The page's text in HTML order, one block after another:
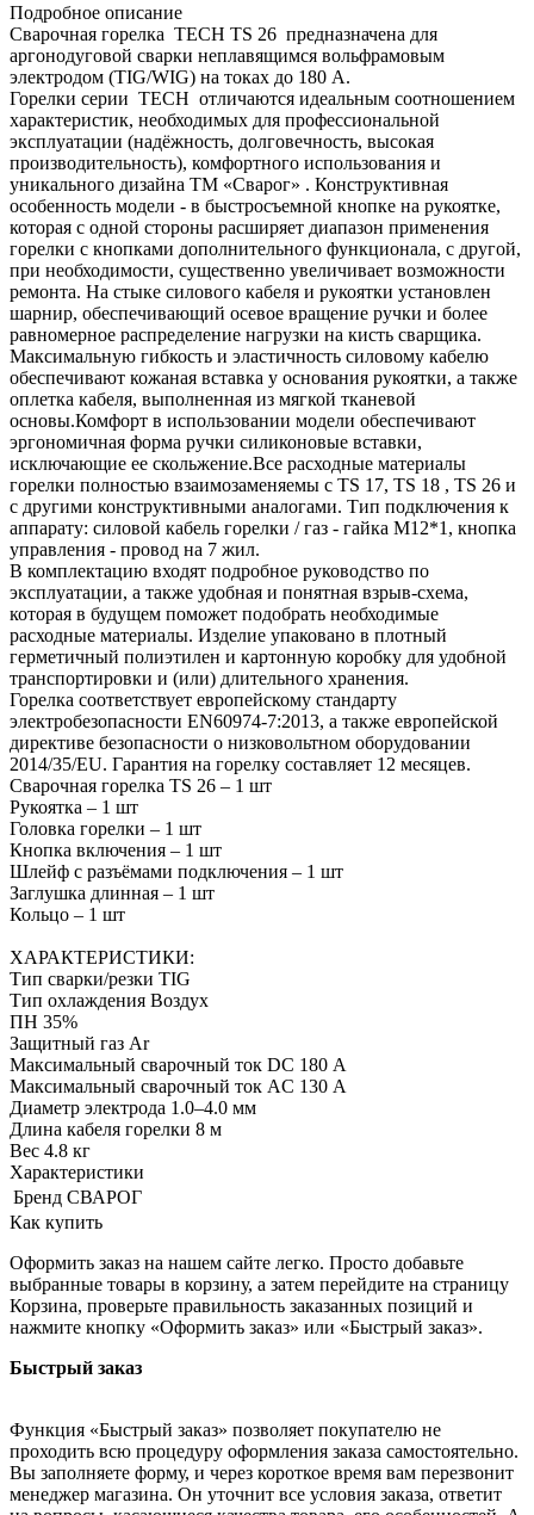
Подробное описание
Сварочная горелка TECH TS 26 предназначена для
аргонодуговой сварки неплавящимся вольфрамовым
электродом (TIG/WIG) на токах до 180 А.
Горелки серии TECH отличаются идеальным соотношением
характеристик, необходимых для профессиональной
эксплуатации (надёжность, долговечность, высокая
производительность), комфортного использования и
уникального дизайна ТМ «Сварог» . Конструктивная
особенность модели - в быстросъемной кнопке на рукоятке,
которая с одной стороны расширяет диапазон применения
горелки с кнопками дополнительного функционала, с другой,
при необходимости, существенно увеличивает возможности
ремонта. На стыке силового кабеля и рукоятки установлен
шарнир, обеспечивающий осевое вращение ручки и более
равномерное распределение нагрузки на кисть сварщика.
Максимальную гибкость и эластичность силовому кабелю
обеспечивают кожаная вставка у основания рукоятки, а также
оплетка кабеля, выполненная из мягкой тканевой
основы.Комфорт в использовании модели обеспечивают
эргономичная форма ручки силиконовые вставки,
исключающие ее скольжение.Все расходные материалы
горелки полностью взаимозаменяемы с TS 17, TS 18 , TS 26 и
с другими конструктивными аналогами. Тип подключения к
аппарату: силовой кабель горелки / газ - гайка M12*1, кнопка
управления - провод на 7 жил.
В комплектацию входят подробное руководство по
эксплуатации, а также удобная и понятная взрыв-схема,
которая в будущем поможет подобрать необходимые
расходные материалы. Изделие упаковано в плотный
герметичный полиэтилен и картонную коробку для удобной
транспортировки и (или) длительного хранения.
Горелка соответствует европейскому стандарту
электробезопасности EN60974-7:2013, а также европейской
директиве безопасности о низковольтном оборудовании
2014/35/EU. Гарантия на горелку составляет 12 месяцев.
Сварочная горелка TS 26 – 1 шт
Рукоятка – 1 шт
Головка горелки – 1 шт
Кнопка включения – 1 шт
Шлейф с разъёмами подключения – 1 шт
Заглушка длинная – 1 шт
Кольцо – 1 шт
ХАРАКТЕРИСТИКИ:
Тип сварки/резки TIG
Тип охлаждения Воздух
ПН 35%
Защитный газ Ar
Максимальный сварочный ток DC 180 А
Максимальный сварочный ток AC 130 А
Диаметр электрода 1.0–4.0 мм
Длина кабеля горелки 8 м
Вес 4.8 кг
Характеристики
Бренд СВАРОГ
Как купить
Оформить заказ на нашем сайте легко. Просто добавьте
выбранные товары в корзину, а затем перейдите на страницу
Корзина, проверьте правильность заказанных позиций и
нажмите кнопку «Оформить заказ» или «Быстрый заказ».
Быстрый заказ
Функция «Быстрый заказ» позволяет покупателю не
проходить всю процедуру оформления заказа самостоятельно.
Вы заполняете форму, и через короткое время вам перезвонит
менеджер магазина. Он уточнит все условия заказа, ответит